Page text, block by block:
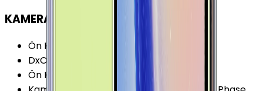
KAMERA
Ön Kamera Çözünürlüğü
DxOMark 2017 (v2)
103 Puan
Ön Kamera Video Çözünürlüğü